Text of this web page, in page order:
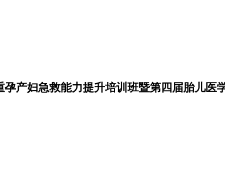
产妇急救能力提升培训班暨第四届胎儿医